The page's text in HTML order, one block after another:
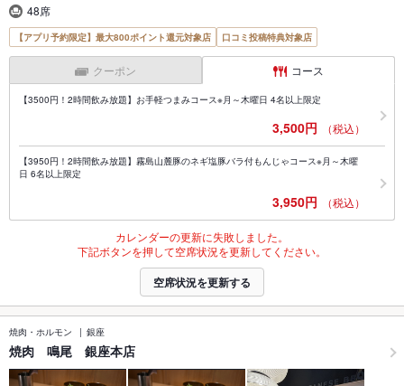
48席
【アプリ予約限定】最大800ポイント還元対象店 口コミ投稿特典対象店
クーポン コース
【3500円！2時間飲み放題】お手軽つまみコース※月～木曜日 4名以上限定
3,500円 （税込）
【3950円！2時間飲み放題】霧島山麓豚のネギ塩豚バラ付もんじゃコース※月～木曜
日 6名以上限定
3,950円 （税込）
カレンダーの更新に失敗しました。
下記ボタンを押して空席状況を更新してください。
空席状況を更新する
焼肉・ホルモン 銀座
焼肉 鳴尾 銀座本店